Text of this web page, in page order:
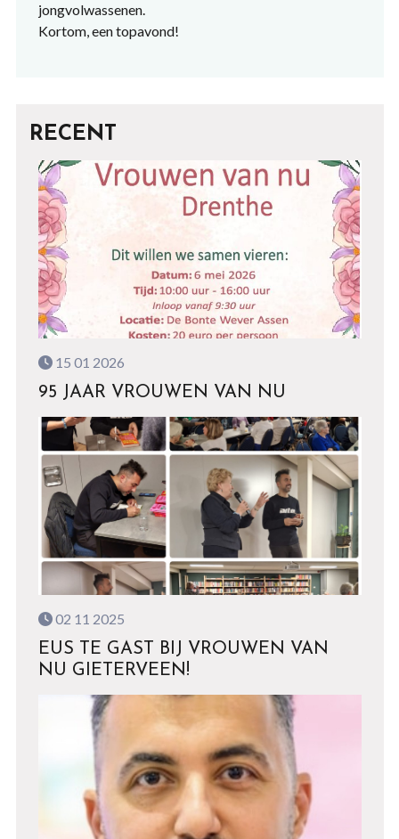
jongvolwassenen.
Kortom, een topavond!
RECENT
15 01 2026
95 JAAR VROUWEN VAN NU
02 11 2025
EUS TE GAST BIJ VROUWEN VAN
NU GIETERVEEN!